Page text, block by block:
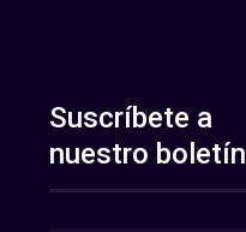
Suscríbete a
nuestro boletín